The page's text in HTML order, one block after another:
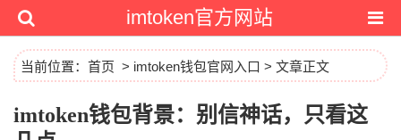
imtoken官方网站
当前位置： 首页 > imtoken钱包官网入口 > 文章正文
imtoken钱包背景：别信神话，只看这